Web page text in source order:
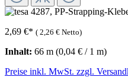
2,69 €* ( 2,26 € Netto)
Inhalt: 66 m (0,04 € / 1 m)
Preise inkl. MwSt. zzgl.